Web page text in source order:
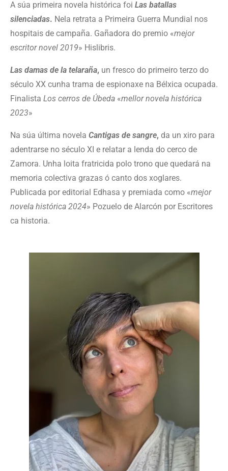
A súa primeira novela histórica foi Las batallas
silenciadas. Nela retrata a Primeira Guerra Mundial nos
hospitais de campaña. Gañadora do premio «mejor
escritor novel 2019» Hislibris.
Las damas de la telaraña, un fresco do primeiro terzo do
século XX cunha trama de espionaxe na Bélxica ocupada.
Finalista Los cerros de Úbeda «mellor novela histórica
2023»
Na súa última novela Cantigas de sangre, da un xiro para
adentrarse no século XI e relatar a lenda do cerco de
Zamora. Unha loita fratricida polo trono que quedará na
memoria colectiva grazas ó canto dos xoglares.
Publicada por editorial Edhasa y premiada como «mejor
novela histórica 2024» Pozuelo de Alarcón por Escritores
ca historia.